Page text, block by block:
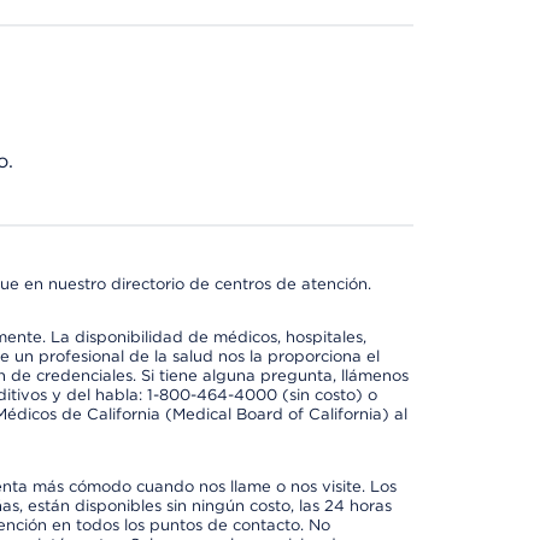
en nuestro directorio de centros de atención.
La disponibilidad de médicos, hospitales,
un profesional de la salud nos la proporciona el
credenciales. Si tiene alguna pregunta, llámenos
y del habla: 1-800-464-4000 (sin costo) o
de California (Medical Board of California) al
más cómodo cuando nos llame o nos visite. Los
están disponibles sin ningún costo, las 24 horas
en todos los puntos de contacto. No